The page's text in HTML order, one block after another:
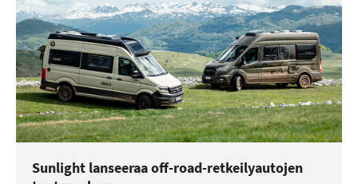
Sunlight lanseeraa off-road-retkeilyautojen